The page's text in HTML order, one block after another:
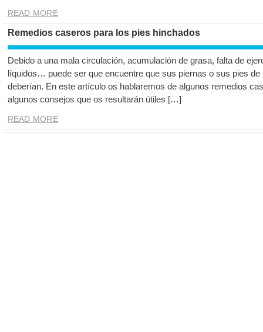
READ MORE
Remedios caseros para los pies hinchados
Debido a una mala circulación, acumulación de grasa, falta de
líquidos… puede ser que encuentre que sus piernas o sus pies
deberían. En este artículo os hablaremos de algunos remedios
algunos consejos que os resultarán útiles […]
READ MORE